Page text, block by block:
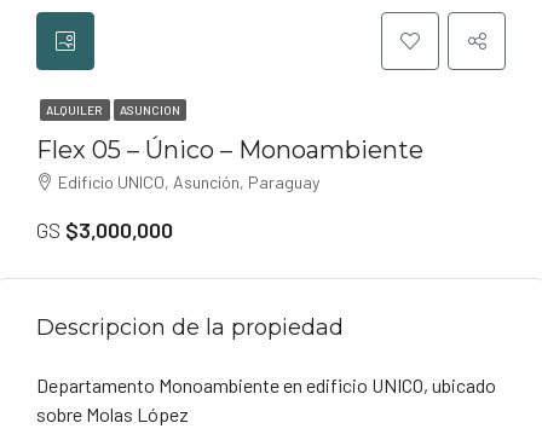
ALQUILER ASUNCION
Flex 05 – Único – Monoambiente
Edificio UNICO, Asunción, Paraguay
GS $3,000,000
Descripcion de la propiedad
Departamento Monoambiente en edificio UNICO, ubicado
sobre Molas López